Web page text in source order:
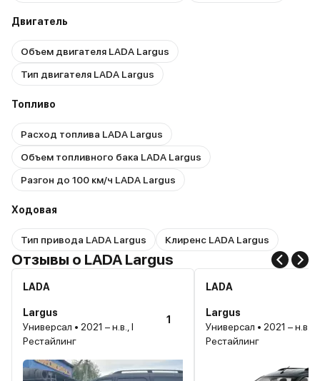
Двигатель
Объем двигателя LADA Largus
Тип двигателя LADA Largus
Топливо
Расход топлива LADA Largus
Объем топливного бака LADA Largus
Разгон до 100 км/ч LADA Largus
Ходовая
Тип привода LADA Largus Клиренс LADA Largus
Отзывы о LADA Largus
LADA
Largus
Универсал • 2021 – н.в., I
Рестайлинг
1
LADA
Largus
Универсал • 2021 – н.в., I
Рестайлинг